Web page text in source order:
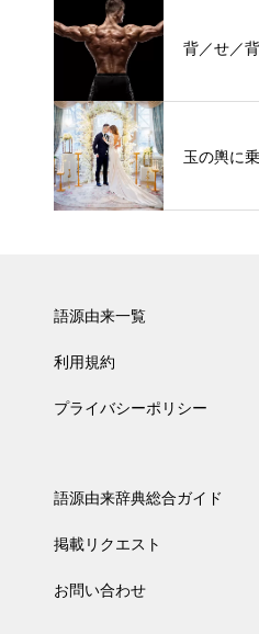
背／せ／
玉の輿に
語源由来一覧
利用規約
プライバシーポリシー
語源由来辞典総合ガイド
掲載リクエスト
お問い合わせ